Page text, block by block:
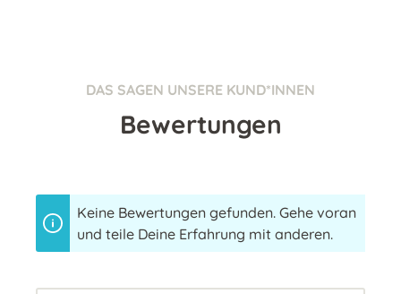
DAS SAGEN UNSERE KUND*INNEN
Bewertungen
Keine Bewertungen gefunden. Gehe voran
und teile Deine Erfahrung mit anderen.